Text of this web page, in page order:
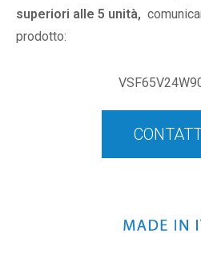
superiori alle 5 unità,
prodotto: